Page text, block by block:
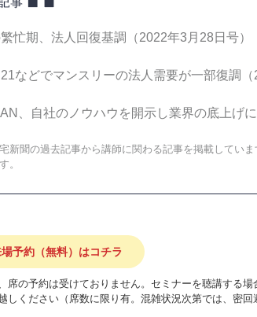
忙期、法人回復基調（2022年3月28日号）
などでマンスリーの法人需要が一部復調（
、自社のノウハウを開示し業界の底上げ
新聞の過去記事から講師に関わる記事を掲載してい
。
予約（無料）はコチラ
の予約は受けておりません。セミナーを聴講する
ください（席数に限り有。混雑状況次第では、密